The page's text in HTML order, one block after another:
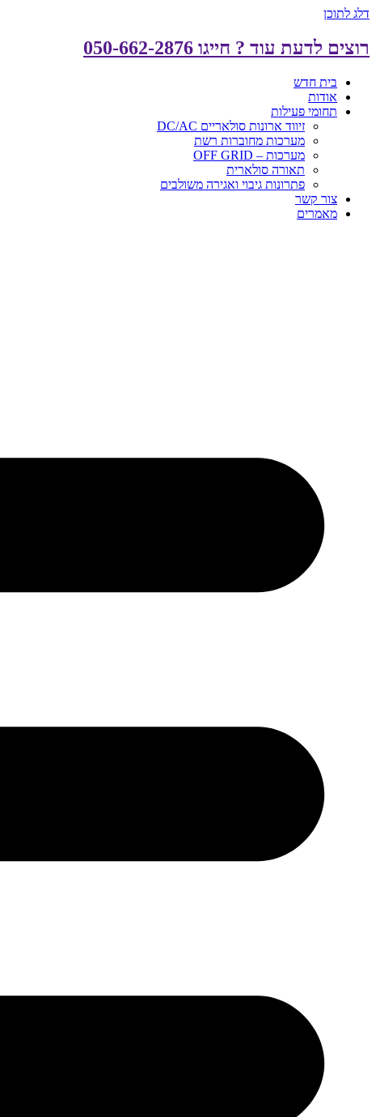
דלג לתוכן
רוצים לדעת עוד ? חייגו 050-662-2876
בית חדש
אודות
תחומי פעילות
זיווד ארונות סולאריים DC/AC
מערכות מחוברות רשת
מערכות – OFF GRID
תאורה סולארית
פתרונות גיבוי ואגירה משולבים
צור קשר
מאמרים